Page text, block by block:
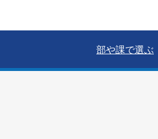
部や課で選ぶ